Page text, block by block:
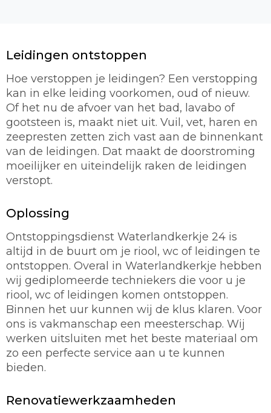
Leidingen ontstoppen
Hoe verstoppen je leidingen? Een verstopping
kan in elke leiding voorkomen, oud of nieuw.
Of het nu de afvoer van het bad, lavabo of
gootsteen is, maakt niet uit. Vuil, vet, haren en
zeepresten zetten zich vast aan de binnenkant
van de leidingen. Dat maakt de doorstroming
moeilijker en uiteindelijk raken de leidingen
verstopt.
Oplossing
Ontstoppingsdienst Waterlandkerkje 24 is
altijd in de buurt om je riool, wc of leidingen te
ontstoppen. Overal in Waterlandkerkje hebben
wij gediplomeerde techniekers die voor u je
riool, wc of leidingen komen ontstoppen.
Binnen het uur kunnen wij de klus klaren. Voor
ons is vakmanschap een meesterschap. Wij
werken uitsluiten met het beste materiaal om
zo een perfecte service aan u te kunnen
bieden.
Renovatiewerkzaamheden